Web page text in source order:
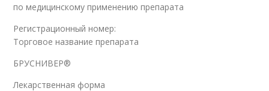
по медицинскому применению препарата
Регистрационный номер:
Торговое название препарата
БРУСНИВЕР®
Лекарственная форма